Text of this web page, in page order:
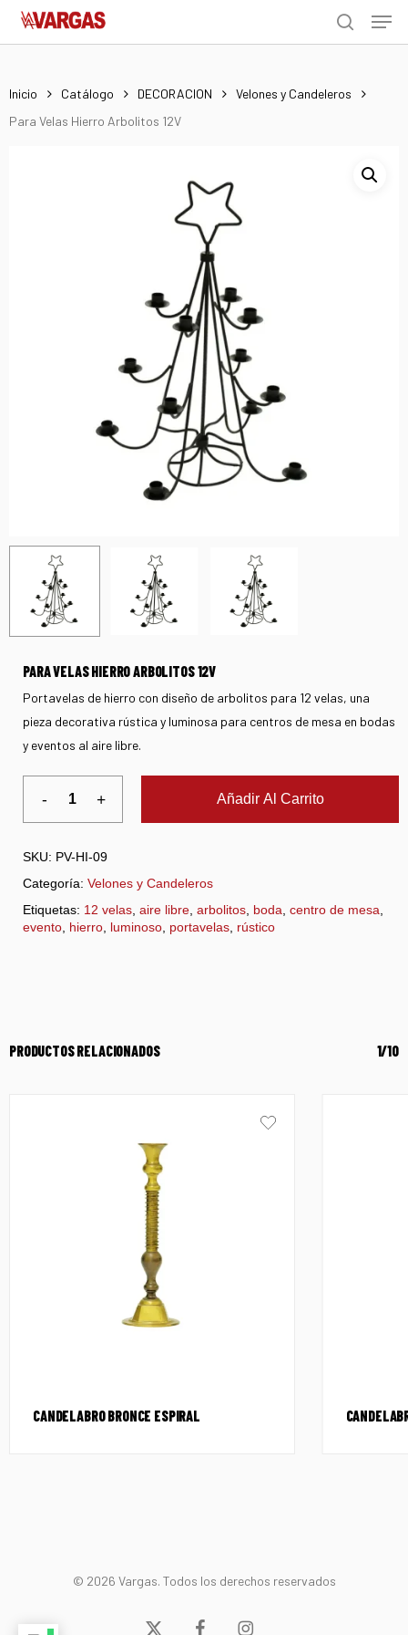
Skip
search
Menu
Inicio Catálogo DECORACION
Velones y Candeleros
Para Velas Hierro Arbolitos 12V
PARA VELAS HIERRO ARBOLITOS 12V
Portavelas de hierro con diseño de arbolitos para 12 velas, una
pieza decorativa rústica y luminosa para centros de mesa en bodas
y eventos al aire libre.
Añadir Al Carrito
SKU: PV-HI-09
Categoría: Velones y Candeleros
Etiquetas: 12 velas aire libre arbolitos boda centro de mesa
evento hierro luminoso portavelas rústico
PRODUCTOS RELACIONADOS 1/10
CANDELABRO BRONCE ESPIRAL
© 2026 Vargas. Todos los derechos reservados
x- facebookinstagram